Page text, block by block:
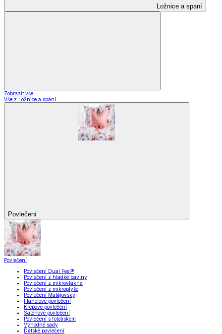
Ložnice a spaní
Zobrazit vše
Vše z Ložnice a spaní
Povlečení
Povlečení
Povlečení Dual Feel®
Povlečení z hladké bavlny
Povlečení z mikrovlákna
Povlečení z mikroplyše
Povlečení Matějovský
Flanelové povlečení
Krepové povlečení
Saténové povlečení
Povlečení s fototiskem
Výhodné sady
Dětské povlečení